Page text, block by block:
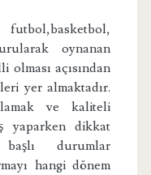
oynanan
olması açısından
yer almaktadır.
ve kaliteli
yaparken dikkat
durumlar
hangi dönem